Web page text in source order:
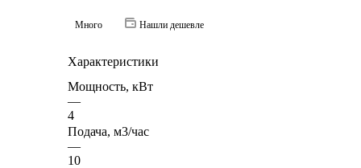
Много Нашли дешевле
Характеристики
Мощность, кВт
—
4
Подача, м3/час
—
10